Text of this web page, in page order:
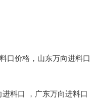
口价格，山东万向进料口
进料口 ， 广东万向进料口